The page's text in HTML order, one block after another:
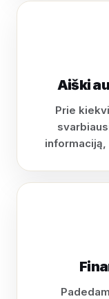
Aiški
Prie
informaciją,